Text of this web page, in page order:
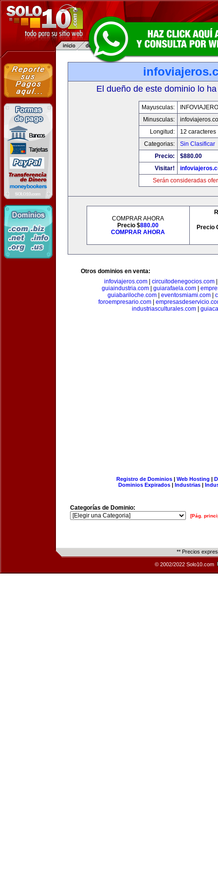
El dueño de este dominio lo
Mayusculas:
Minusculas:
Longitud:
12 caracteres
Categorias:
Sin Clasificar
Precio:
$880.00
Visitar!
Serán consideradas
COMPRAR AHORA
Precio $880.00
COMPRAR AHORA
Precio
Otros dominios en venta:
infoviajeros.com
circuitodenegocios.com
guiaindustria.com
guiarafaela.com
guiabariloche.com
eventosmiami.com
foroempresario.com|
industriasculturales.com|
Registro de Dominios| Web Hosting |
Dominios Expirados | Industrias |
Categorías de Dominio:
[Pág.
** Precios
© 2002/2022 Solo10.com